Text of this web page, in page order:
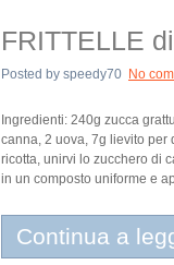
FRITTELLE
Posted by speedy70 No
Ingredienti: 240g zucca
canna, 2 uova, 7g lievito per
ricotta, unirvi lo zucchero di
in un composto uniforme e
Continua a